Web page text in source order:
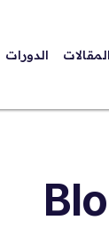
المقالات الدورات